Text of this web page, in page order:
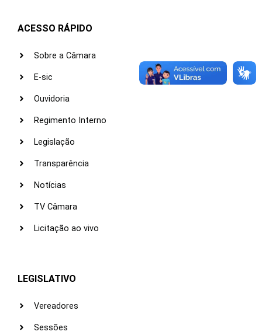
ACESSO RÁPIDO
Sobre a Câmara
E-sic
Ouvidoria
Regimento Interno
Legislação
Transparência
Notícias
TV Câmara
Licitação ao vivo
LEGISLATIVO
Vereadores
Sessões